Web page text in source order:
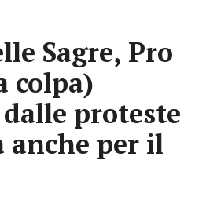
Sagre, Pro
colpa)
proteste
anche per il